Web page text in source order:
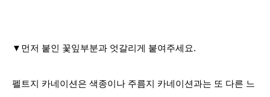
▼먼저 붙인 꽃잎부분과 엇갈리게 붙여주세요.
펠트지 카네이션은 색종이나 주름지 카네이션과는 또 다른 느